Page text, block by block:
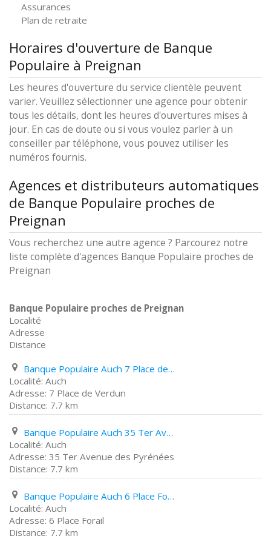
Assurances
Plan de retraite
Horaires d'ouverture de Banque
Populaire à Preignan
Les heures d'ouverture du service clientèle peuvent
varier. Veuillez sélectionner une agence pour obtenir
tous les détails, dont les heures d'ouvertures mises à
jour. En cas de doute ou si vous voulez parler à un
conseiller par téléphone, vous pouvez utiliser les
numéros fournis.
Agences et distributeurs automatiques
de Banque Populaire proches de
Preignan
Vous recherchez une autre agence ? Parcourez notre
liste complète d'agences Banque Populaire proches de
Preignan
Banque Populaire proches de Preignan
Localité
Adresse
Distance
Banque Populaire Auch 7 Place de Verdun
Auch
7 Place de Verdun
7.7 km
Banque Populaire Auch 35 Ter Avenue des Pyrénées
Auch
35 Ter Avenue des Pyrénées
7.7 km
Banque Populaire Auch 6 Place Forail
Auch
6 Place Forail
7.7 km